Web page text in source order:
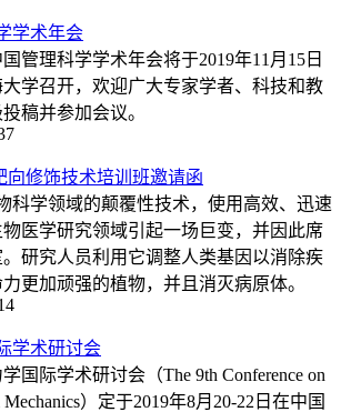
学术年会
管理科学学术年会将于2019年11月15日
学召开，欢迎广大专家学者、科技和教
稿并参加会议。
向修饰技术培训班邀请函
科学领域的颠覆性技术，使用高效、迅速
物医学研究领域引起一场巨变，并因此席
研究人员利用它调整人类基因以消除疾
更加顽强的植物，并且消灭病原体。
学术研讨会
国际学术研讨会（The 9th Conference on
Mechanics）定于2019年8月20-22日在中国